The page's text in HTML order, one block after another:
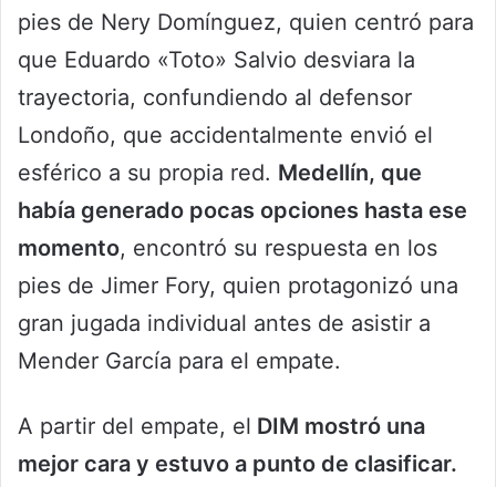
pies de Nery Domínguez, quien centró para
que Eduardo «Toto» Salvio desviara la
trayectoria, confundiendo al defensor
Londoño, que accidentalmente envió el
esférico a su propia red. Medellín, que
había generado pocas opciones hasta ese
momento, encontró su respuesta en los
pies de Jimer Fory, quien protagonizó una
gran jugada individual antes de asistir a
Mender García para el empate.
A partir del empate, el DIM mostró una
mejor cara y estuvo a punto de clasificar.